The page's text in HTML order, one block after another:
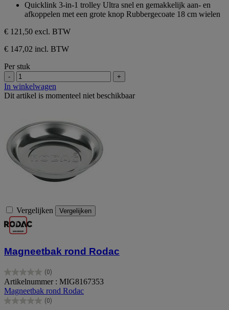
sterren.
Quicklink 3-in-1 trolley Ultra snel en gemakkelijk aan- en
afkoppelen met een grote knop Rubbergecoate 18 cm wielen
€ 121,50 excl. BTW
€ 147,02 incl. BTW
Per stuk
- +
In winkelwagen
Dit artikel is momenteel niet beschikbaar
Vergelijken Vergelijken
Magneetbak rond Rodac
(0)
0.0
van
de
5
Artikelnummer : MIG8167353
Magneetbak rond Rodac
(0)
0.0